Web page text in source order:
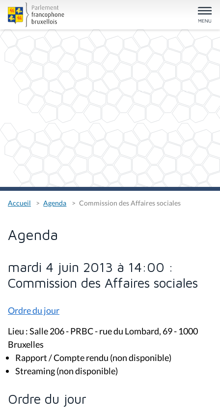
Accueil Agenda Commission des Affaires sociales
Agenda
mardi 4 juin 2013 à 14:00 :
Commission des Affaires sociales
Ordre du jour
Lieu : Salle 206 - PRBC - rue du Lombard, 69 - 1000
Bruxelles
Rapport / Compte rendu (non disponible)
Streaming (non disponible)
Ordre du jour